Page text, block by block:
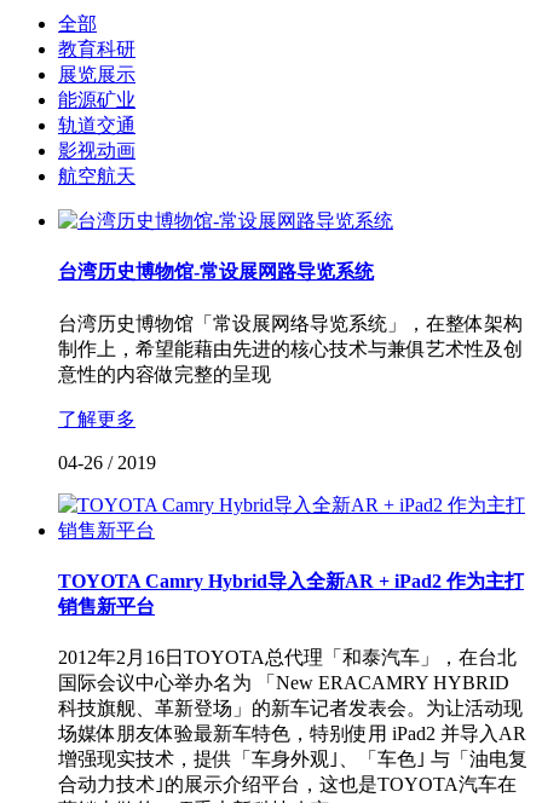
全部
教育科研
展览展示
能源矿业
轨道交通
影视动画
航空航天
台湾历史博物馆-常设展网路导览系统
台湾历史博物馆「常设展网络导览系统」，在整体架构
制作上，希望能藉由先进的核心技术与兼俱艺术性及创
意性的内容做完整的呈现
了解更多
04-26 / 2019
TOYOTA Camry Hybrid导入全新AR + iPad2 作为主打
销售新平台
2012年2月16日TOYOTA总代理「和泰汽车」，在台北
国际会议中心举办名为 「New ERACAMRY HYBRID
科技旗舰、革新登场」的新车记者发表会。为让活动现
场媒体朋友体验最新车特色，特别使用 iPad2 并导入AR
增强现实技术，提供「车身外观｣、「车色｣ 与「油电复
合动力技术｣的展示介绍平台，这也是TOYOTA汽车在